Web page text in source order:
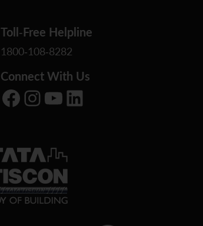
Toll-Free Helpline
1800-108-8282
Connect With Us
Facebook Instagram YouTube LinkedIn